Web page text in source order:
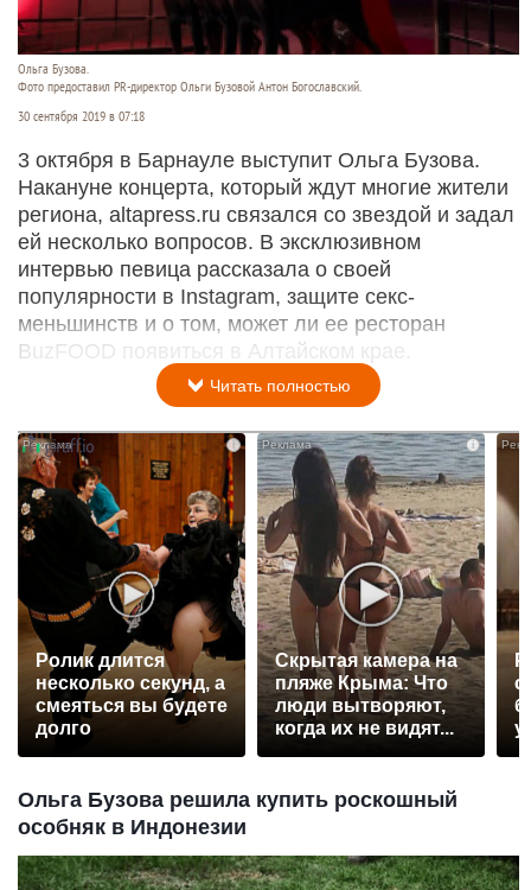
Ольга Бузова.
Фото предоставил PR-директор Ольги Бузовой Антон Богославский.
30 сентября 2019 в 07:18
3 октября в Барнауле выступит Ольга Бузова.
Накануне концерта, который ждут многие жители
региона, altapress.ru связался со звездой и задал
ей несколько вопросов. В эксклюзивном
интервью певица рассказала о своей
популярности в Instagram, защите секс-
меньшинств и о том, может ли ее ресторан
BuzFOOD появиться в Алтайском крае.
Читать полностью
Ролик длится
несколько секунд, а
смеяться вы будете
долго
i
Скрытая камера на
пляже Крыма: Что
люди вытворяют,
когда их не видят...
Ольга Бузова решила купить роскошный
особняк в Индонезии